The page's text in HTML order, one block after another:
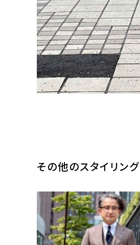
その他のスタイリング